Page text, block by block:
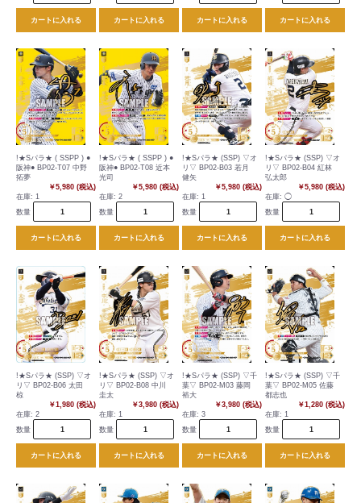
カートに入れる カートに入れる カートに入れる カートに入れる
!★Sパラ★ ( SSPP ) ●
阪神● BP02-T07 中野
拓夢
￥5,980 (税込)
在庫: 1
数量
カートに入れる
!★Sパラ★ ( SSPP ) ●
阪神● BP02-T08 近本
光司
￥5,980 (税込)
在庫: 2
数量
カートに入れる
!★Sパラ★ (SSP) ▽オ
リ▽ BP02-B03 若月
健矢
￥5,980 (税込)
在庫: 1
数量
カートに入れる
!★Sパラ★ (SSP) ▽オ
リ▽ BP02-B04 紅林
弘太郎
￥5,980 (税込)
在庫: ◯
数量
カートに入れる
!★Sパラ★ (SSP) ▽オ
リ▽ BP02-B06 太田
椋
￥1,980 (税込)
在庫: 2
数量
カートに入れる
!★Sパラ★ (SSP) ▽オ
リ▽ BP02-B08 中川
圭太
￥3,980 (税込)
在庫: 1
数量
カートに入れる
!★Sパラ★ (SSP) ▽千
葉▽ BP02-M03 藤岡
裕大
￥3,980 (税込)
在庫: 3
数量
カートに入れる
!★Sパラ★ (SSP) ▽千
葉▽ BP02-M05 佐藤
都志也
￥1,280 (税込)
在庫: 1
数量
カートに入れる